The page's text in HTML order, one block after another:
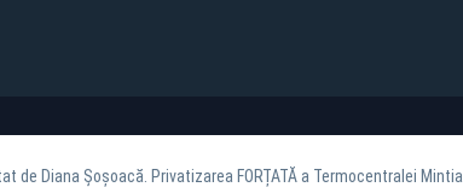
de Diana Șoșoacă. Privatizarea FORȚATĂ a Termocentralei Mintia